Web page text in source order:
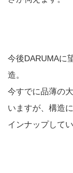
今後DARUMAに
造。
今すでに品薄の
いますが、構造
インナップして